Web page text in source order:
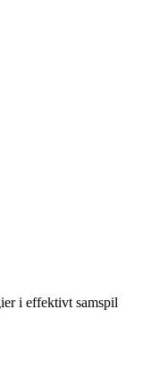
i effektivt samspil